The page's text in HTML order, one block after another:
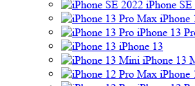
iPhone
iPhone
iPhone 13
iPhone 13
iPhone 13
iPhone